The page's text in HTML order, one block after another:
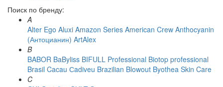
Поиск по бренду:
A
Alter Ego Aluxi Amazon Series American Crew Anthocyanin
(Антоцианин) ArtAlex
B
BABOR BaByliss BIFULL Professional Biotop professional
Brasil Cacau Сadiveu Brazilian Blowout Byothea Skin Care
C